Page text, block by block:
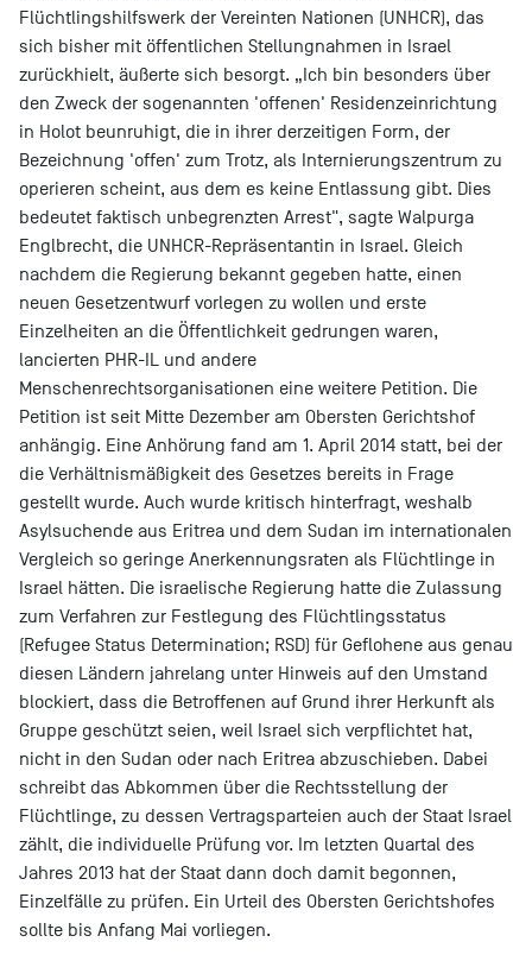
Flüchtlingshilfswerk der Vereinten Nationen (UNHCR), das
sich bisher mit öffentlichen Stellungnahmen in Israel
zurückhielt, äußerte sich besorgt. „Ich bin besonders über
den Zweck der sogenannten 'offenen' Residenzeinrichtung
in Holot beunruhigt, die in ihrer derzeitigen Form, der
Bezeichnung 'offen' zum Trotz, als Internierungszentrum zu
operieren scheint, aus dem es keine Entlassung gibt. Dies
bedeutet faktisch unbegrenzten Arrest", sagte Walpurga
Englbrecht, die UNHCR-Repräsentantin in Israel. Gleich
nachdem die Regierung bekannt gegeben hatte, einen
neuen Gesetzentwurf vorlegen zu wollen und erste
Einzelheiten an die Öffentlichkeit gedrungen waren,
lancierten PHR-IL und andere
Menschenrechtsorganisationen eine weitere Petition. Die
Petition ist seit Mitte Dezember am Obersten Gerichtshof
anhängig. Eine Anhörung fand am 1. April 2014 statt, bei der
die Verhältnismäßigkeit des Gesetzes bereits in Frage
gestellt wurde. Auch wurde kritisch hinterfragt, weshalb
Asylsuchende aus Eritrea und dem Sudan im internationalen
Vergleich so geringe Anerkennungsraten als Flüchtlinge in
Israel hätten. Die israelische Regierung hatte die Zulassung
zum Verfahren zur Festlegung des Flüchtlingsstatus
(Refugee Status Determination; RSD) für Geflohene aus genau
diesen Ländern jahrelang unter Hinweis auf den Umstand
blockiert, dass die Betroffenen auf Grund ihrer Herkunft als
Gruppe geschützt seien, weil Israel sich verpflichtet hat,
nicht in den Sudan oder nach Eritrea abzuschieben. Dabei
schreibt das Abkommen über die Rechtsstellung der
Flüchtlinge, zu dessen Vertragsparteien auch der Staat Israel
zählt, die individuelle Prüfung vor. Im letzten Quartal des
Jahres 2013 hat der Staat dann doch damit begonnen,
Einzelfälle zu prüfen. Ein Urteil des Obersten Gerichtshofes
sollte bis Anfang Mai vorliegen.